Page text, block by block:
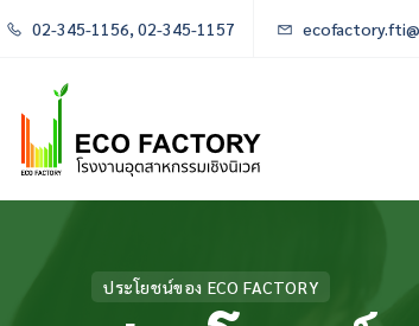
02-345-1156, 02-345-1157
ประโยชน์ของ ECO FACTORY